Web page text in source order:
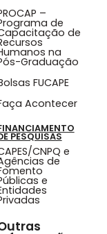
–
de
de
na
Graduação
FUCAPE
Acontecer
PESQUISAS
CNPQ e
de
e